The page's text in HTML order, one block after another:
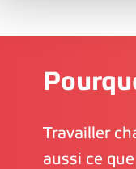
Travailler
aussi ce